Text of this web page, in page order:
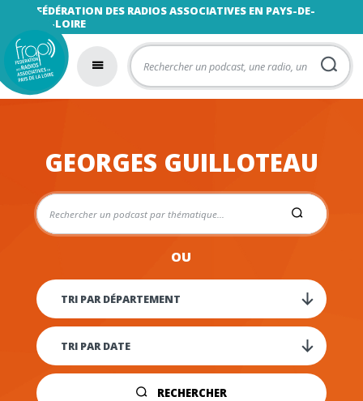
FÉDÉRATION DES RADIOS ASSOCIATIVES EN PAYS-DE-
LA-LOIRE
GEORGES GUILLOTEAU
OU
RECHERCHER